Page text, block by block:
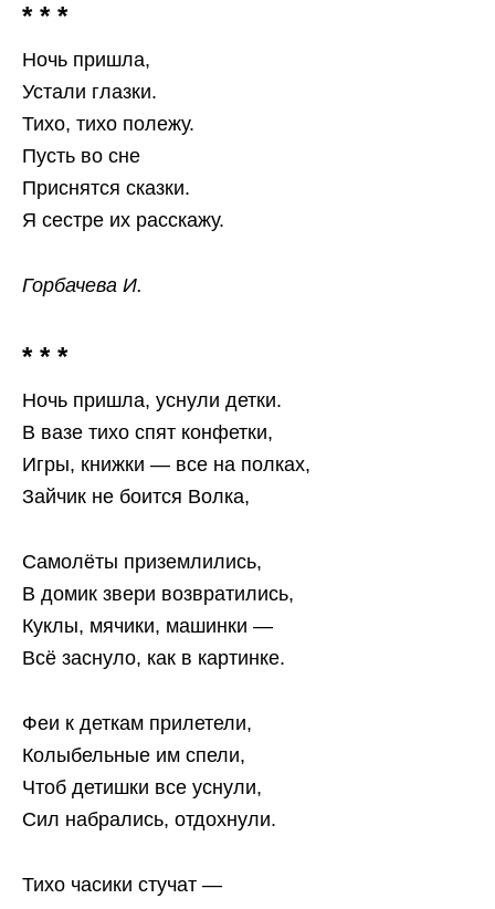
* * *
Ночь пришла,
Устали глазки.
Тихо, тихо полежу.
Пусть во сне
Приснятся сказки.
Я сестре их расскажу.
Горбачева И.
* * *
Ночь пришла, уснули детки.
В вазе тихо спят конфетки,
Игры, книжки — все на полках,
Зайчик не боится Волка,
Самолёты приземлились,
В домик звери возвратились,
Куклы, мячики, машинки —
Всё заснуло, как в картинке.
Феи к деткам прилетели,
Колыбельные им спели,
Чтоб детишки все уснули,
Сил набрались, отдохнули.
Тихо часики стучат —